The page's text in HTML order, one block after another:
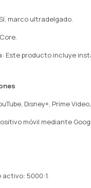
marco ultradelgado.
Este producto incluye
Disney+, Prime
móvil mediante
5000:1.